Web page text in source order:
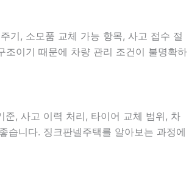
기, 소모품 교체 가능 항목, 사고 접수 절
이기 때문에 차량 관리 조건이 불명확하
, 사고 이력 처리, 타이어 교체 범위, 차
습니다. 징크판넬주택를 알아보는 과정에